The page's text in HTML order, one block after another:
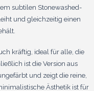
subtilen Stonewashed-
und gleichzeitig einen
kräftig, ideal für alle, die
ist die Version aus
und zeigt die reine,
Ästhetik ist für